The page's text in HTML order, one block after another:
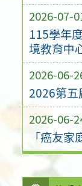
2026-07-
115學年
境教育中
2026-06-
2026第五
2026-06-
「癌友家